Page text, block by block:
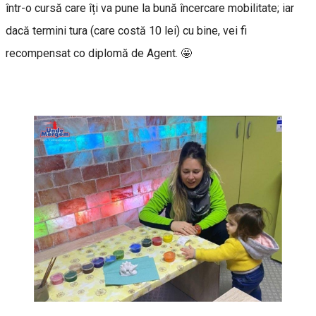
într-o cursă care îți va pune la bună încercare mobilitate; iar
dacă termini tura (care costă 10 lei) cu bine, vei fi
recompensat co diplomă de Agent. 🤩